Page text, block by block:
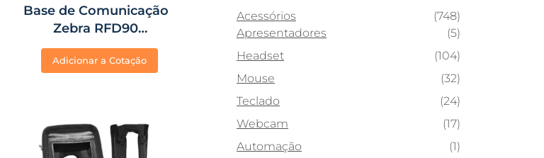
Base de Comunicação
Zebra RFD90
TC21/TC26/26HC/21HC
Adicionar a Cotação
Acessórios
(748)
Apresentadores
(5)
Headset
(104)
Mouse
(32)
Teclado
(24)
Webcam
(17)
Automação
(1)